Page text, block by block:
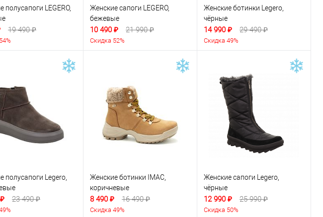
полусапоги LEGERO,
19 490 ₽
Женские сапоги LEGERO,
бежевые
10 490 ₽ 21 990 ₽
Скидка 52%
Женские ботинки Legero,
чёрные
14 990 ₽ 29 490 ₽
Скидка 49%
полусапоги Legero,
23 490 ₽
Женские ботинки IMAC,
коричневые
8 490 ₽ 16 490 ₽
Скидка 49%
Женские сапоги Legero,
чёрные
12 990 ₽ 25 990 ₽
Скидка 50%